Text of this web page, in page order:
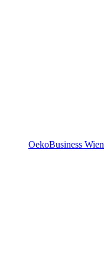
OekoBusiness Wien